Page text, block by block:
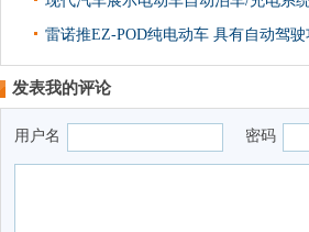
雷诺推EZ-POD纯电动车 具有自动驾驶
发表我的评论
用户名 密码